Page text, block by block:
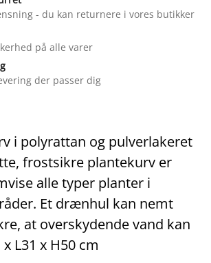
- du kan returnere i vores butikker
på alle varer
der passer dig
i polyrattan og pulverlakeret
frostsikre plantekurv er
alle typer planter i
Et drænhul kan nemt
at overskydende vand kan
L31 x H50 cm